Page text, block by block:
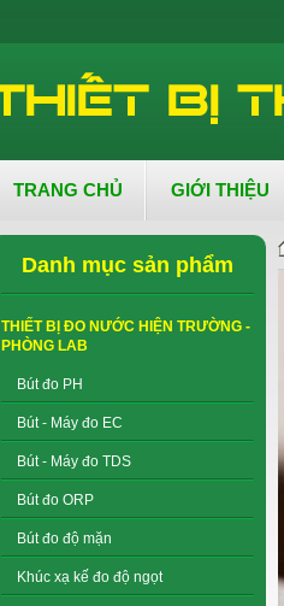
TRANG CHỦ GIỚI THIỆU
Danh mục sản phẩm
THIẾT BỊ ĐO NƯỚC HIỆN TRƯỜNG -
PHÒNG LAB
Bút đo PH
Bút - Máy đo EC
Bút - Máy đo TDS
Bút đo ORP
Bút đo độ mặn
Khúc xạ kế đo độ ngọt